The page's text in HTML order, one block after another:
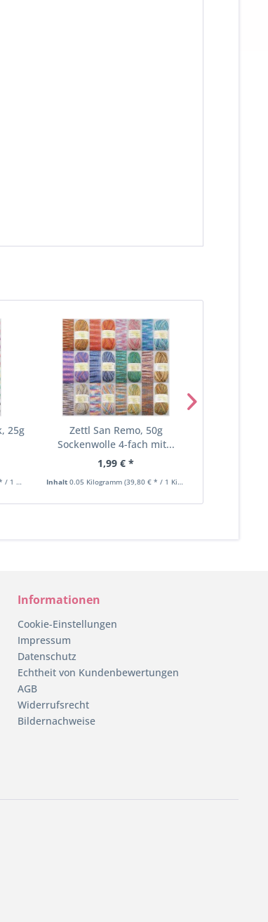
25g
Zettl San Remo, 50g
Sockenwolle 4-fach mit...
1,99 € *
Inhalt0.05 Kilogramm(39,80 € * / 1 Kilogramm)
Informationen
Cookie-Einstellungen
Impressum
Datenschutz
Echtheit von Kundenbewertungen
AGB
Widerrufsrecht
Bildernachweise